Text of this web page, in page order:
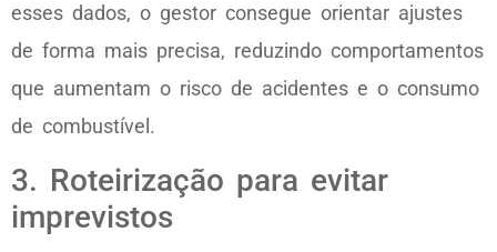
esses dados, o gestor consegue orientar ajustes
de forma mais precisa, reduzindo comportamentos
que aumentam o risco de acidentes e o consumo
de combustível.
3. Roteirização para evitar
imprevistos